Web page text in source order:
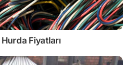
Hurda Fiyatları